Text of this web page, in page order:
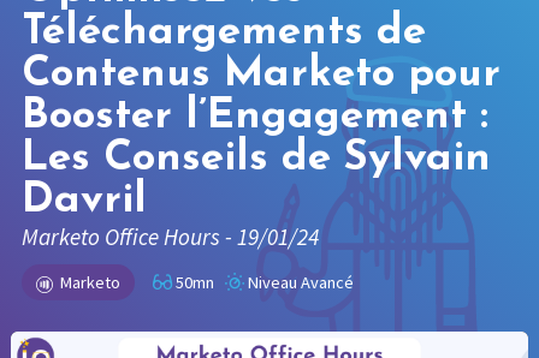
Agenda
Contact
Mon compte
English
Téléchargements de
Contenus Marketo pour
Booster l’Engagement :
Les Conseils de Sylvain
Davril
Marketo Office Hours - 19/01/24
Marketo 50mn Niveau Avancé